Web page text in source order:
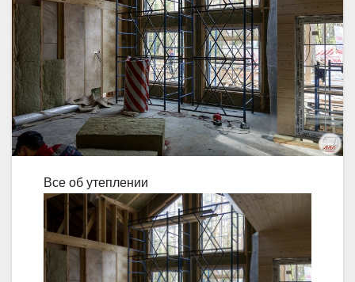
Все об утеплении